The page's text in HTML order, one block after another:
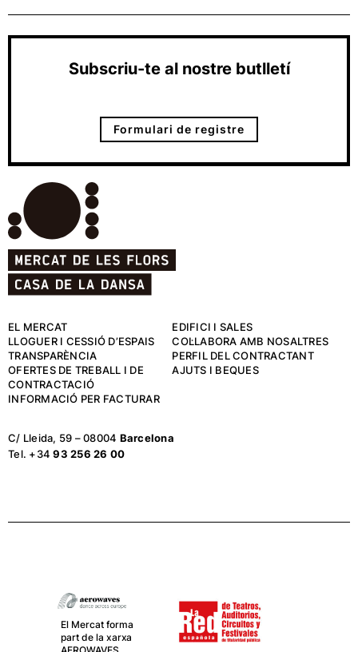
Subscriu-te al nostre butlletí
Formulari de registre
EL MERCAT
EDIFICI I SALES
LLOGUER I CESSIÓ D’ESPAIS
COL·LABORA AMB NOSALTRES
TRANSPARÈNCIA
PERFIL DEL CONTRACTANT
OFERTES DE TREBALL I DE
CONTRACTACIÓ
AJUTS I BEQUES
INFORMACIÓ PER FACTURAR
C/ Lleida, 59 – 08004 Barcelona
Tel. +3493 256 26 00
juntament amb
La Central del
Circ, van de la
mà com a socis